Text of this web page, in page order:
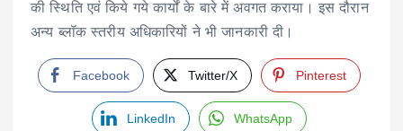
की स्थिति एवं किये गये कार्यों के बारे में अवगत कराया। इस दौरान
अन्य ब्लॉक स्तरीय अधिकारियों ने भी जानकारी दी।
Facebook Twitter/X Pinterest
LinkedIn WhatsApp